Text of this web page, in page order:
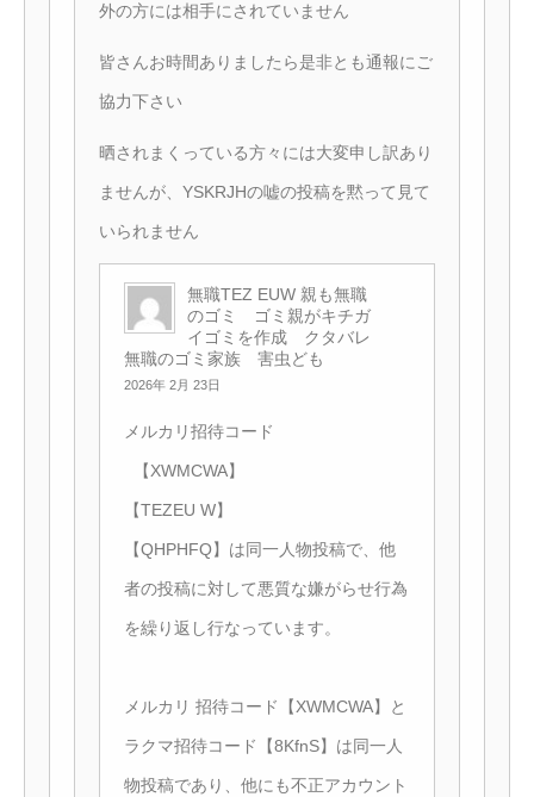
外の方には相手にされていません
皆さんお時間ありましたら是非とも通報にご
協力下さい
晒されまくっている方々には大変申し訳あり
ませんが、YSKRJHの嘘の投稿を黙って見て
いられません
無職TEZ EUW 親も無職
のゴミ ゴミ親がキチガ
イゴミを作成 クタバレ
無職のゴミ家族 害虫ども
2026年 2月 23日
メルカリ招待コード
【XWMCWA】
【TEZEU W】
【QHPHFQ】は同一人物投稿で、他
者の投稿に対して悪質な嫌がらせ行為
を繰り返し行なっています。
メルカリ 招待コード【XWMCWA】と
ラクマ招待コード【8KfnS】は同一人
物投稿であり、他にも不正アカウント